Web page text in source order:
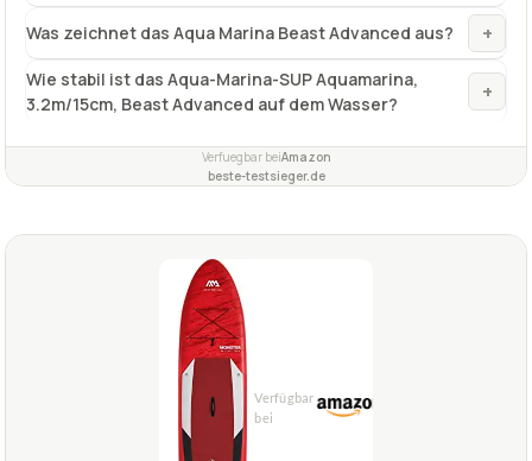
Was zeichnet das Aqua Marina Beast Advanced aus? +
Wie stabil ist das Aqua-Marina-SUP Aquamarina,
3.2m/15cm, Beast Advanced auf dem Wasser?
+
Verfuegbar beiAmazon
beste-testsieger.de